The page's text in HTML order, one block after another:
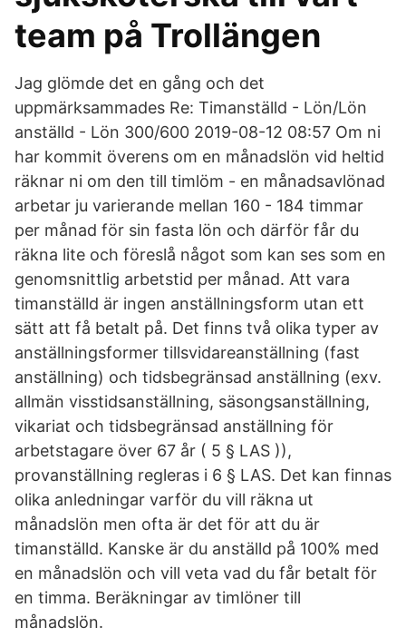
team på Trollängen
Jag glömde det en gång och det
uppmärksammades Re: Timanställd - Lön/Lön
anställd - Lön 300/600 ‎2019-08-12 08:57 Om ni
har kommit överens om en månadslön vid heltid
räknar ni om den till timlöm - en månadsavlönad
arbetar ju varierande mellan 160 - 184 timmar
per månad för sin fasta lön och därför får du
räkna lite och föreslå något som kan ses som en
genomsnittlig arbetstid per månad. Att vara
timanställd är ingen anställningsform utan ett
sätt att få betalt på. Det finns två olika typer av
anställningsformer tillsvidareanställning (fast
anställning) och tidsbegränsad anställning (exv.
allmän visstidsanställning, säsongsanställning,
vikariat och tidsbegränsad anställning för
arbetstagare över 67 år ( 5 § LAS )),
provanställning regleras i 6 § LAS. Det kan finnas
olika anledningar varför du vill räkna ut
månadslön men ofta är det för att du är
timanställd. Kanske är du anställd på 100% med
en månadslön och vill veta vad du får betalt för
en timma. Beräkningar av timlöner till
månadslön.